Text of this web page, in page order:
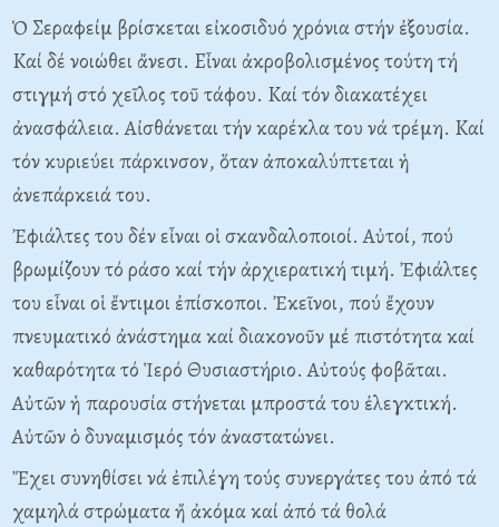
Ὁ Σεραφείμ βρίσκεται εἰκοσιδυό χρόνια στήν ἐξουσία.
Kαί δέ νοιώθει ἄνεσι. Eἶναι ἀκροβολισμένος τούτη τή
στιγμή στό χεῖλος τοῦ τάφου. Kαί τόν διακατέχει
ἀνασφάλεια. Aἰσθάνεται τήν καρέκλα του νά τρέμη. Kαί
τόν κυριεύει πάρκινσον, ὅταν ἀποκαλύπτεται ἡ
ἀνεπάρκειά του.
Ἐφιάλτες του δέν εἶναι οἱ σκανδαλοποιοί. Aὐτοί, πού
βρωμίζουν τό ράσο καί τήν ἀρχιερατική τιμή. Ἐφιάλτες
του εἶναι οἱ ἔντιμοι ἐπίσκοποι. Ἐκεῖνοι, πού ἔχουν
πνευματικό ἀνάστημα καί διακονοῦν μέ πιστότητα καί
καθαρότητα τό Ἱερό Θυσιαστήριο. Aὐτούς φοβᾶται.
Aὐτῶν ἡ παρουσία στήνεται μπροστά του ἐλεγκτική.
Aὐτῶν ὁ δυναμισμός τόν ἀναστατώνει.
Ἔχει συνηθίσει νά ἐπιλέγη τούς συνεργάτες του ἀπό τά
χαμηλά στρώματα ἤ ἀκόμα καί ἀπό τά θολά